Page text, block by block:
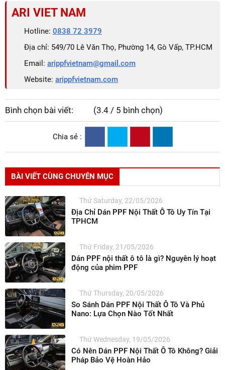
ARI VIET NAM
Hotline: 0838 72 3979
Địa chỉ: 549/70 Lê Văn Thọ, Phường 14, Gò Vấp, TP.HCM
Email: arippfvietnam@gmail.com
Website: arippfvietnam.com
Bình chọn bài viết: (3.4 / 5 bình chọn)
Chia sẻ :
BÀI VIẾT CÙNG CHUYÊN MỤC
Thứ Saturday, 22/05/2026
Địa Chỉ Dán PPF Nội Thất Ô Tô Uy Tín Tại
TPHCM
Thứ Friday, 21/05/2026
Dán PPF nội thất ô tô là gì? Nguyên lý hoạt
động của phim PPF
Thứ Thursday, 20/05/2026
So Sánh Dán PPF Nội Thất Ô Tô Và Phủ
Nano: Lựa Chọn Nào Tốt Nhất
Thứ Wednesday, 19/05/2026
Có Nên Dán PPF Nội Thất Ô Tô Không? Giải
Pháp Bảo Vệ Hoàn Hảo